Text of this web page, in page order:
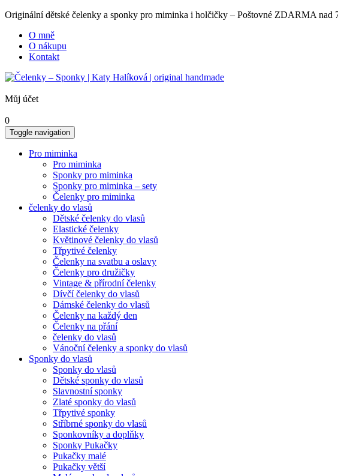
Originální dětské čelenky a sponky pro miminka i holčičky – Poštovné ZDARMA nad
O mně
O nákupu
Kontakt
Můj účet
0
Toggle navigation
Pro miminka
Pro miminka
Sponky pro miminka
Sponky pro miminka – sety
Čelenky pro miminka
čelenky do vlasů
Dětské čelenky do vlasů
Elastické čelenky
Květinové čelenky do vlasů
Třpytivé čelenky
Čelenky na svatbu a oslavy
Čelenky pro družičky
Vintage & přírodní čelenky
Dívčí čelenky do vlasů
Dámské čelenky do vlasů
Čelenky na každý den
Čelenky na přání
čelenky do vlasů
Vánoční čelenky a sponky do vlasů
Sponky do vlasů
Sponky do vlasů
Dětské sponky do vlasů
Slavnostní sponky
Zlaté sponky do vlasů
Třpytivé sponky
Stříbrné sponky do vlasů
Sponkovníky a doplňky
Sponky Pukačky
Pukačky malé
Pukačky větší